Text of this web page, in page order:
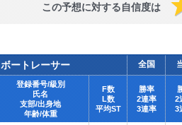
この予想に対する自信度は
ボートレーサー 全国
登録番号/級別
氏名
支部/出身地
年齢/体重
F数
L数
平均ST
勝率
2連率
3連率
2
3